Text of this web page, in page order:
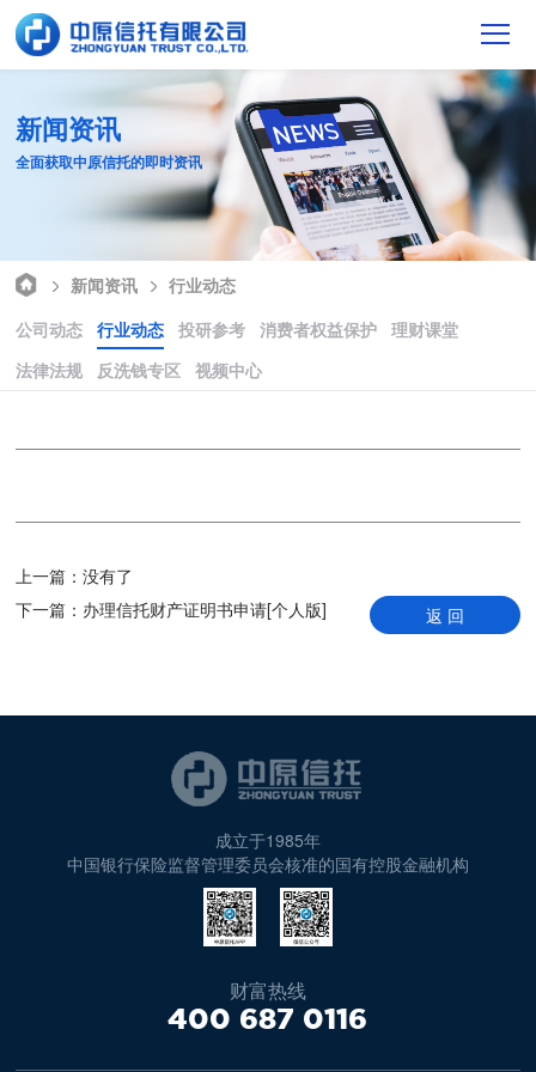
新闻资讯
全面获取中原信托的即时资讯
新闻资讯
行业动态
公司动态
行业动态 投研参考 消费者权益保护
理财课堂
法律法规
反洗钱专区 视频中心
上一篇：没有了
下一篇： 办理信托财产证明书申请[个人版] 返 回
成立于1985年
中国银行保险监督管理委员会核准的国有控股金融机构
财富热线
400 687 0116